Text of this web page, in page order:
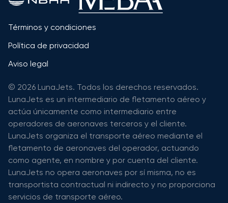
Términos y condiciones
Política de privacidad
Aviso legal
© 2026 LunaJets. Todos los derechos reservados.
LunaJets es un intermediario de fletamento aéreo y
actúa únicamente como intermediario entre
operadores de aeronaves terceros y el cliente.
LunaJets organiza el transporte aéreo mediante el
fletamento de aeronaves del operador, actuando
como agente, en nombre y por cuenta del cliente.
LunaJets no opera aeronaves por sí misma, no es
transportista contractual ni indirecto y no proporciona
servicios de transporte aéreo.